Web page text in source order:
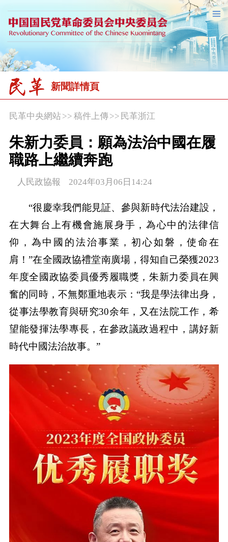
新聞詳情頁
民革中央網站>> 稿件上傳>> 民革浙江
朱新力委員：願為法治中國在履
職路上繼續奔跑
人民政協報 2024年03月06日14:24
“很慶幸我們能見証、參與新時代法治建設，
在大舞台上有機會施展身手，為心中的法律信
仰，為中國的法治事業，初心如磐，使命在
肩！”在全國政協禮堂南廣場，得知自己榮獲2023
年度全國政協委員優秀履職獎，朱新力委員在興
奮的同時，不無鄭重地表示：“我是學法律出身，
從事法學教育與研究30余年，又在法院工作，希
望能發揮法學專長，在參政議政過程中，講好新
時代中國法治故事。”